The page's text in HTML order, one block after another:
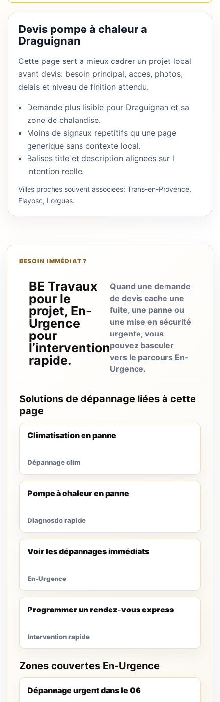
Devis pompe à chaleur a
Draguignan
Cette page sert a mieux cadrer un projet local
avant devis: besoin principal, acces, photos,
delais et niveau de finition attendu.
Demande plus lisible pour Draguignan et sa
zone de chalandise.
Moins de signaux repetitifs qu une page
generique sans contexte local.
Balises title et description alignees sur l
intention reelle.
Villes proches souvent associees: Trans-en-Provence,
Flayosc, Lorgues.
BESOIN IMMÉDIAT ?
BE Travaux
pour le
projet, En-
Urgence
pour
l’intervention
rapide.
Quand une demande
de devis cache une
fuite, une panne ou
une mise en sécurité
urgente, vous
pouvez basculer
vers le parcours En-
Urgence.
Solutions de dépannage liées à cette
page
Climatisation en panne
Dépannage clim
Pompe à chaleur en panne
Diagnostic rapide
Voir les dépannages immédiats
En-Urgence
Programmer un rendez-vous express
Intervention rapide
Zones couvertes En-Urgence
Dépannage urgent dans le 06